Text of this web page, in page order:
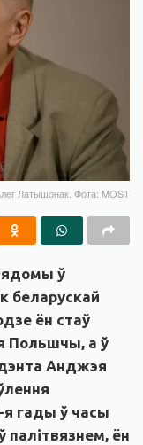
Латышонак. Фота: MOST
ў
беларускай
ён стаў
Польшчы, а ў
Анджэя
гады ў часы
ён